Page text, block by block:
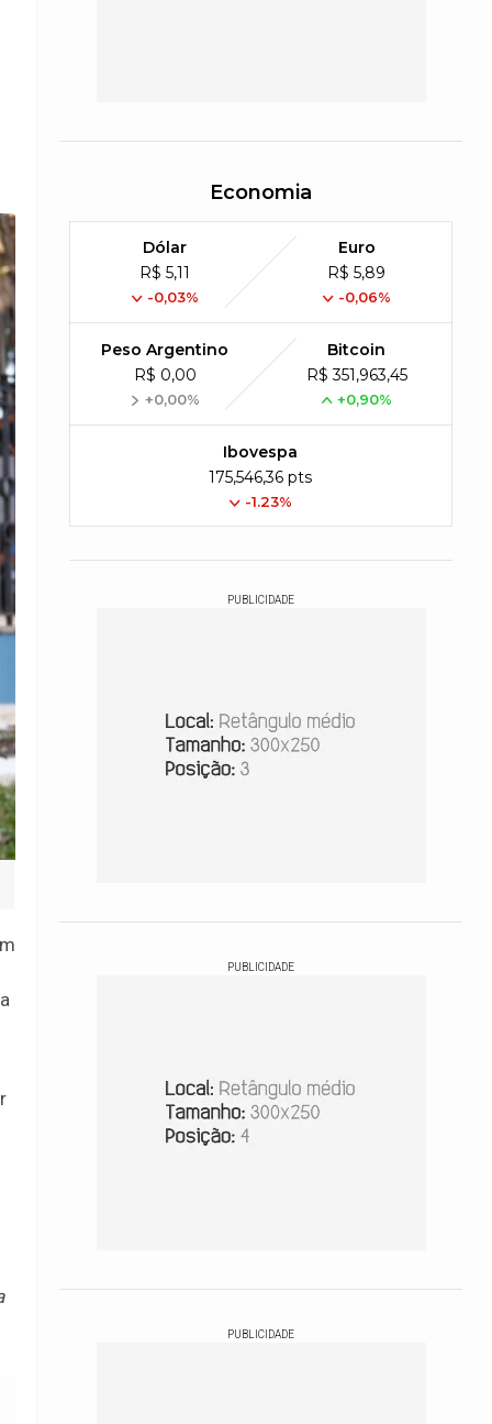
Economia
Dólar
R$ 5,11
-0,03%
Euro
R$ 5,89
-0,06%
Peso Argentino
R$ 0,00
+0,00%
Bitcoin
R$ 351,963,45
+0,90%
Ibovespa
175,546,36 pts
-1.23%
PUBLICIDADE
PUBLICIDADE
PUBLICIDADE